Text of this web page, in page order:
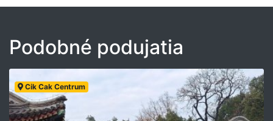
Podobné podujatia
Cik Cak Centrum